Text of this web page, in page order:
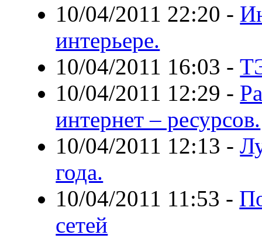
10/04/2011 22:20 -
интерьере.
10/04/2011 16:03 -
10/04/2011 12:29 -
интернет – ресурсов.
10/04/2011 12:13 -
года.
10/04/2011 11:53 -
сетей